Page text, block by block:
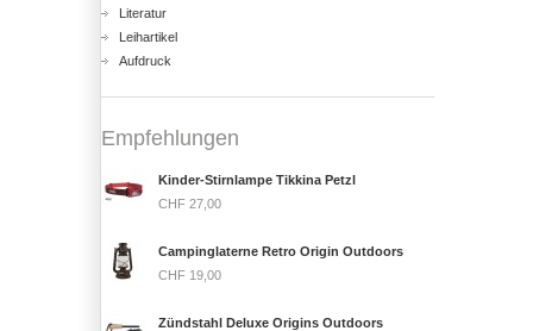
Literatur
Leihartikel
Aufdruck
Empfehlungen
Kinder-Stirnlampe Tikkina Petzl
CHF 27,00
Campinglaterne Retro Origin Outdoors
CHF 19,00
Zündstahl Deluxe Origins Outdoors